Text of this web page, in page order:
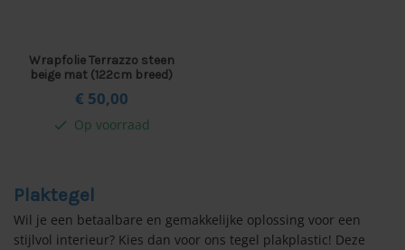
Wrapfolie Terrazzo steen
beige mat (122cm breed)
€ 50,00
check Op voorraad
Plaktegel
Wil je een betaalbare en gemakkelijke oplossing voor een
stijlvol interieur? Kies dan voor ons tegel plakplastic! Deze